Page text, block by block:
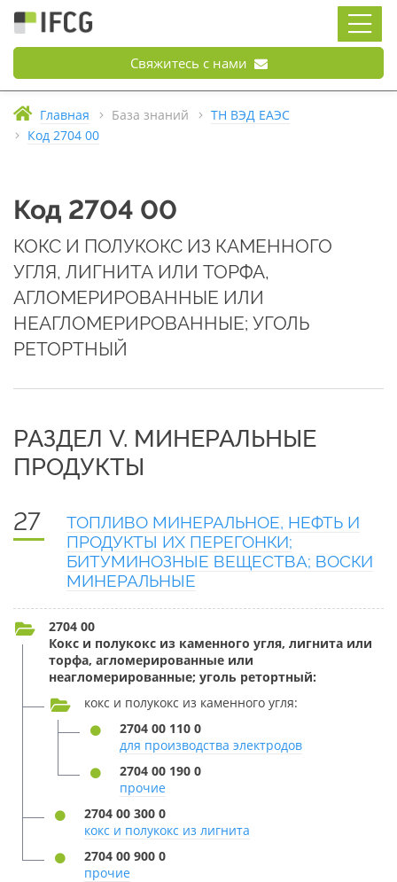
Свяжитесь с нами
Главная База знаний
ТН ВЭД ЕАЭС
Код 2704 00
Код 2704 00
КОКС И ПОЛУКОКС ИЗ КАМЕННОГО
УГЛЯ, ЛИГНИТА ИЛИ ТОРФА,
АГЛОМЕРИРОВАННЫЕ ИЛИ
НЕАГЛОМЕРИРОВАННЫЕ; УГОЛЬ
РЕТОРТНЫЙ
РАЗДЕЛ V. МИНЕРАЛЬНЫЕ
ПРОДУКТЫ
27
ТОПЛИВО МИНЕРАЛЬНОЕ, НЕФТЬ И
ПРОДУКТЫ ИХ ПЕРЕГОНКИ;
БИТУМИНОЗНЫЕ ВЕЩЕСТВА; ВОСКИ
МИНЕРАЛЬНЫЕ
2704 00
Кокс и полукокс из каменного угля, лигнита или
торфа, агломерированные или
неагломерированные; уголь ретортный:
кокс и полукокс из каменного угля:
2704 00 110 0
для производства электродов
2704 00 190 0
прочие
2704 00 300 0
кокс и полукокс из лигнита
2704 00 900 0
прочие